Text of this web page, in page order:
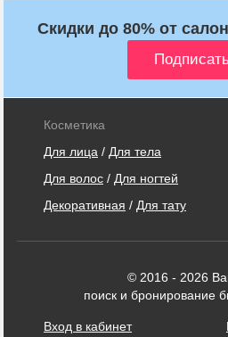
Скидки до 80% от
Косметика
Для лица / Для тела
Для волос / Для ногтей
Декоративная / Для тату
© 2016 - 2026
поиск и бронирование
Вход в кабинет